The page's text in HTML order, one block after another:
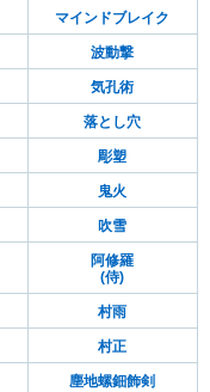
マインドブレイク
波動撃
気孔術
落とし穴
彫塑
鬼火
吹雪
阿修羅
(侍)
村雨
村正
塵地螺鈿飾剣